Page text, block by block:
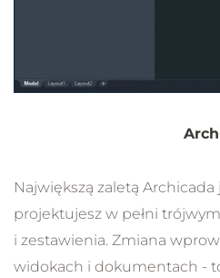
Największą zaletą
projektujesz w pełni
i zestawienia. Zmiana
widokach i dokumentach -